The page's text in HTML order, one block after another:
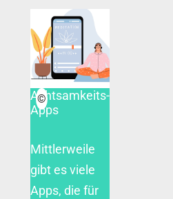
Achtsamkeits-
Apps
Mittlerweile
gibt es viele
Apps, die für
©